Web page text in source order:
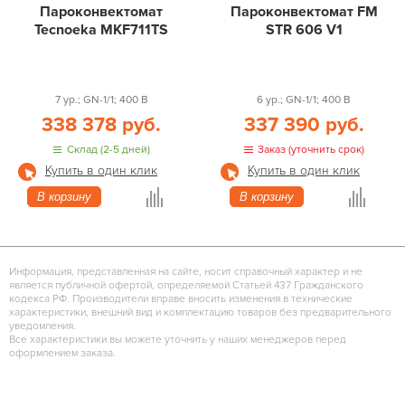
Пароконвектомат
Tecnoeka MKF711TS
7 ур.; GN-1/1; 400 В
338 378 руб.
Склад (2-5 дней)
Купить в один клик
В корзину
Пароконвектомат FM
STR 606 V1
6 ур.; GN-1/1; 400 В
337 390 руб.
Заказ (уточнить срок)
Купить в один клик
В корзину
Информация, представленная на сайте, носит справочный характер и не
является публичной офертой, определяемой Статьей 437 Гражданского
кодекса РФ. Производители вправе вносить изменения в технические
характеристики, внешний вид и комплектацию товаров без предварительного
уведомления.
Все характеристики вы можете уточнить у наших менеджеров перед
оформлением заказа.